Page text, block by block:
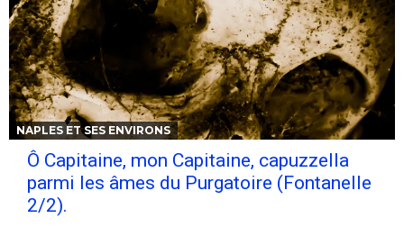
NAPLES ET SES ENVIRONS
Ô Capitaine, mon Capitaine, capuzzella
parmi les âmes du Purgatoire (Fontanelle
2/2).